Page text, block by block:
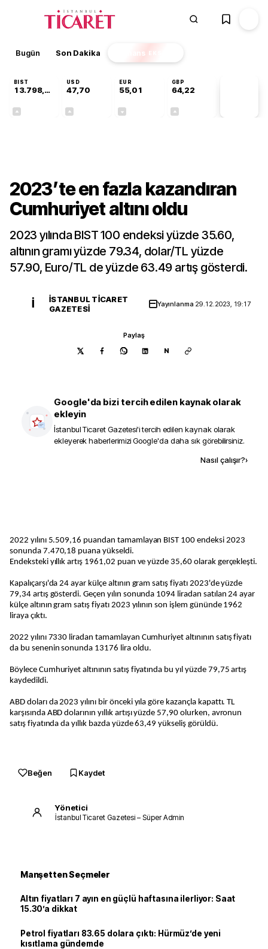
Bugün Son Dakika Finans EKSTRA
BIST
13.798,82
USD
47,70
EUR
55,01
GBP
64,22
2023’te en fazla kazandıran
Cumhuriyet altını oldu
2023 yılında BIST 100 endeksi yüzde 35.60,
altının gramı yüzde 79.34, dolar/TL yüzde
57.90, Euro/TL de yüzde 63.49 artış gösterdi.
İ
İSTANBUL TICARET
GAZETESI
Yayınlanma 29.12.2023, 19:17
Paylaş
N
Google'da bizi tercih edilen kaynak olarak
ekleyin
İstanbul Ticaret Gazetesi'i tercih edilen kaynak olarak
ekleyerek haberlerimizi Google'da daha sık görebilirsiniz.
Nasıl çalışır?›
2022 yılını 5.509,16 puandan tamamlayan BIST 100 endeksi 2023
sonunda 7.470,18 puana yükseldi.
Endeksteki yıllık artış 1961,02 puan ve yüzde 35,60 olarak gerçekleşti.
Kapalıçarşı'da 24 ayar külçe altının gram satış fiyatı 2023'de yüzde
79,34 artış gösterdi. Geçen yılın sonunda 1094 liradan satılan 24 ayar
külçe altının gram satış fiyatı 2023 yılının son işlem gününde 1962
liraya çıktı.
2022 yılını 7330 liradan tamamlayan Cumhuriyet altınının satış fiyatı
da bu senenin sonunda 13176 lira oldu.
Böylece Cumhuriyet altınının satış fiyatında bu yıl yüzde 79,75 artış
kaydedildi.
ABD doları da 2023 yılını bir önceki yıla göre kazançla kapattı. TL
karşısında ABD dolarının yıllık artışı yüzde 57,90 olurken, avronun
satış fiyatında da yıllık bazda yüzde 63,49 yükseliş görüldü.
Beğen Kaydet
Yönetici
İstanbul Ticaret Gazetesi – Süper Admin
Manşetten Seçmeler
Altın fiyatları 7 ayın en güçlü haftasına ilerliyor: Saat
15.30’a dikkat
Petrol fiyatları 83.65 dolara çıktı: Hürmüz’de yeni
kısıtlama gündemde